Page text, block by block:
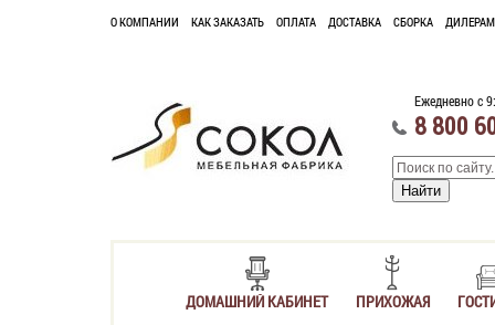
О КОМПАНИИ КАК ЗАКАЗАТЬ ОПЛАТА ДОСТАВКА СБОРКА ДИЛЕРАМ
Ежедневно с
8 800
ДОМАШНИЙ КАБИНЕТ ПРИХОЖАЯ